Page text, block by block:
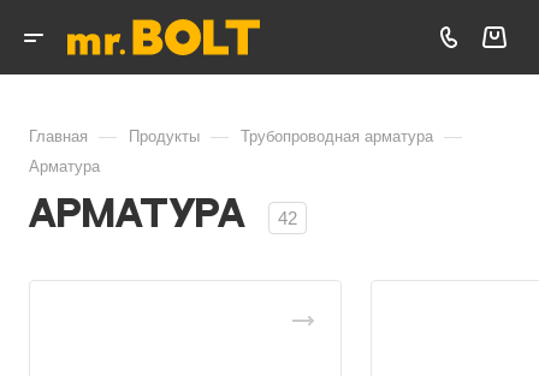
Главная — Продукты — Трубопроводная арматура —
Арматура
Арматура 42